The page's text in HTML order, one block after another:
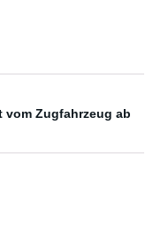
Zugfahrzeug ab